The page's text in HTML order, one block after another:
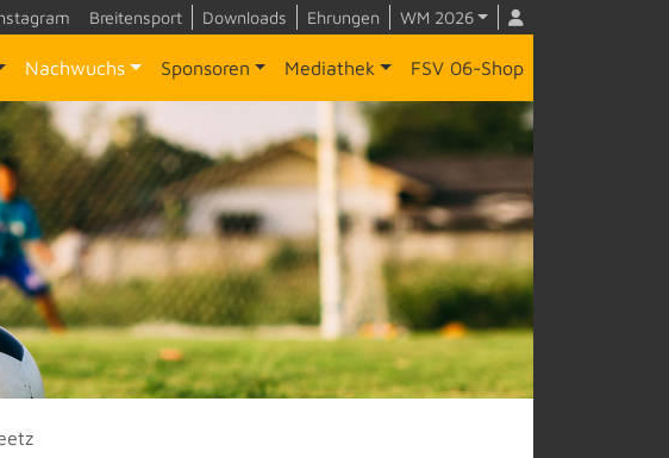
Breitensport Downloads Ehrungen WM 2026
Nachwuchs Sponsoren Mediathek FSV 06-Shop